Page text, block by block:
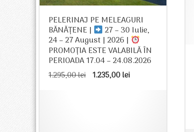
PELERINAJ PE MELEAGURI
BĂNĂȚENE | 27 – 30 Iulie,
24 – 27 August | 2026 |
PROMOȚIA ESTE VALABILĂ ÎN
PERIOADA 17.04 – 24.08.2026
1.295,00lei Prețul
inițial
1.235,00leiPrețul